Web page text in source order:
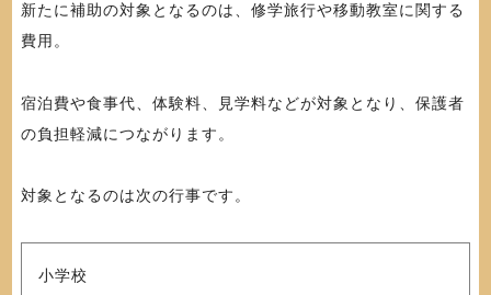
新たに補助の対象となるのは、修学旅行や移動教室に関する
費用。
宿泊費や食事代、体験料、見学料などが対象となり、保護者
の負担軽減につながります。
対象となるのは次の行事です。
小学校